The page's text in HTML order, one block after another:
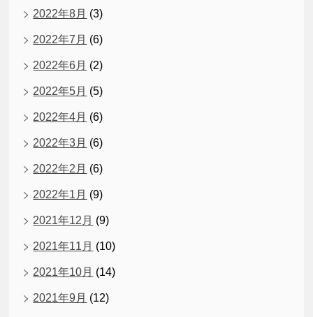
2022年8月 (3)
2022年7月 (6)
2022年6月 (2)
2022年5月 (5)
2022年4月 (6)
2022年3月 (6)
2022年2月 (6)
2022年1月 (9)
2021年12月 (9)
2021年11月 (10)
2021年10月 (14)
2021年9月 (12)